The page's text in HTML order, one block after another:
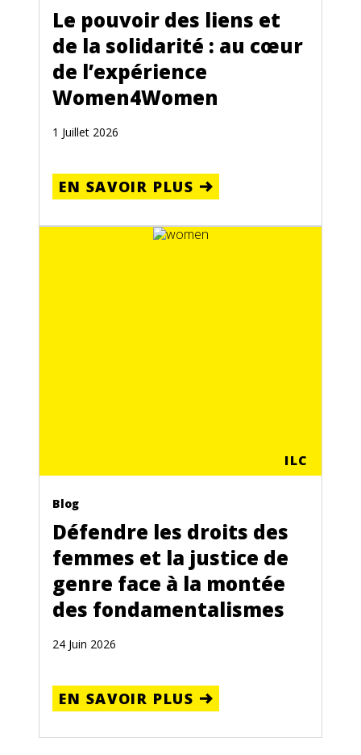
Le pouvoir des liens et
de la solidarité : au cœur
de l’expérience
Women4Women
1 Juillet 2026
EN SAVOIR PLUS
ILC
Blog
Défendre les droits des
femmes et la justice de
genre face à la montée
des fondamentalismes
24 Juin 2026
EN SAVOIR PLUS